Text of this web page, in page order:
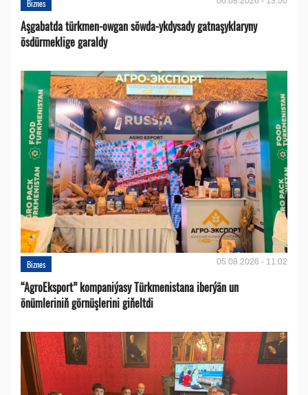
Biznes
Aşgabatda türkmen-owgan söwda-ykdysady gatnaşyklaryny
ösdürmeklige garaldy
Biznes 05.08.2026 - 11:02
“AgroEksport” kompaniýasy Türkmenistana iberýän un
önümleriniň görnüşlerini giňeltdi